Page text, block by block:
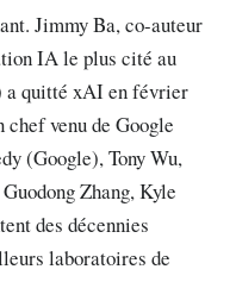
Jimmy Ba, co-auteur
IA le plus cité au
a quitté xAI en février
venu de Google
(Google), Tony Wu,
Zhang, Kyle
des décennies
laboratoires de